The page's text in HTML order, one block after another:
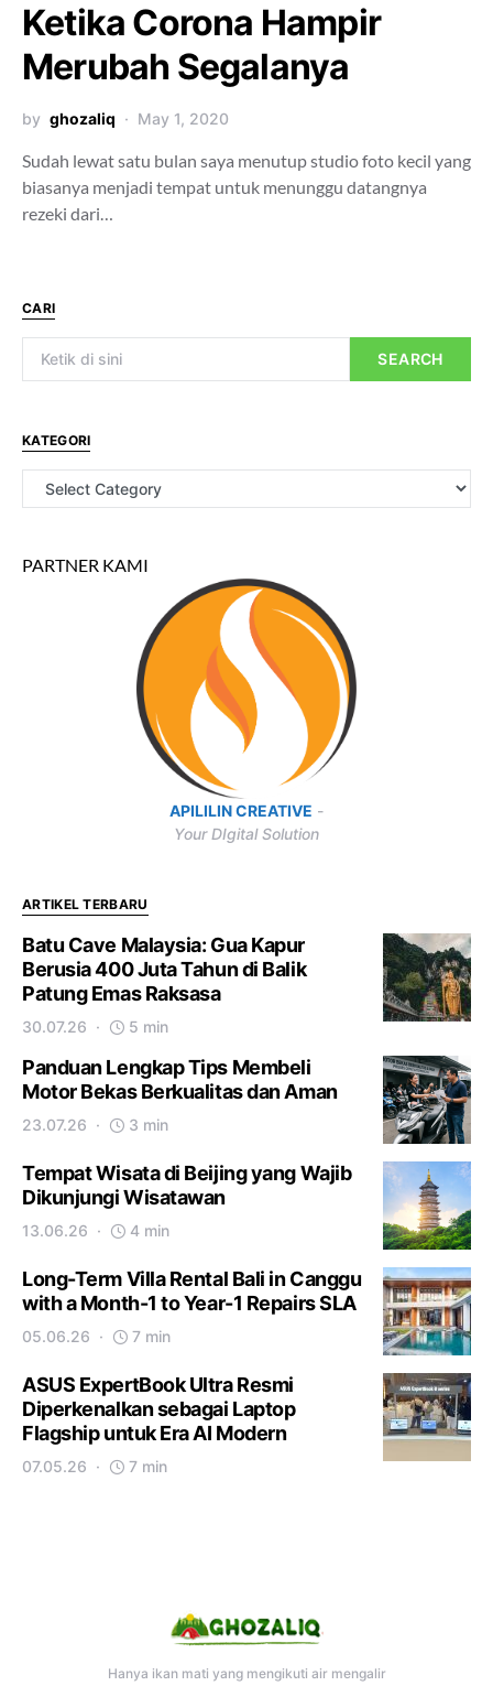
Ketika Corona Hampir
Merubah Segalanya
by ghozaliq May 1, 2020
Sudah lewat satu bulan saya menutup studio foto kecil yang
biasanya menjadi tempat untuk menunggu datangnya
rezeki dari…
CARI
SEARCH
KATEGORI
PARTNER KAMI
APILILIN CREATIVE -
Your DIgital Solution
ARTIKEL TERBARU
Batu Cave Malaysia: Gua Kapur
Berusia 400 Juta Tahun di Balik
Patung Emas Raksasa
30.07.26 5 min
Panduan Lengkap Tips Membeli
Motor Bekas Berkualitas dan Aman
23.07.26 3 min
Tempat Wisata di Beijing yang Wajib
Dikunjungi Wisatawan
13.06.26 4 min
Long-Term Villa Rental Bali in Canggu
with a Month-1 to Year-1 Repairs SLA
05.06.26 7 min
ASUS ExpertBook Ultra Resmi
Diperkenalkan sebagai Laptop
Flagship untuk Era AI Modern
07.05.26 7 min
Hanya ikan mati yang mengikuti air mengalir